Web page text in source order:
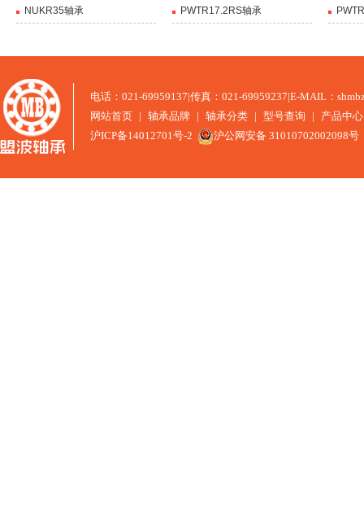
NUKR35轴承 PWTR17.2RS轴承
电话：021-69959137|传真：021-69959237|E-MAIL：
网站首页 | 轴承品牌 | 轴承分类 | 型号查询 |
产品中心
沪ICP备14012701号-2
沪公网安备 31010702002098号